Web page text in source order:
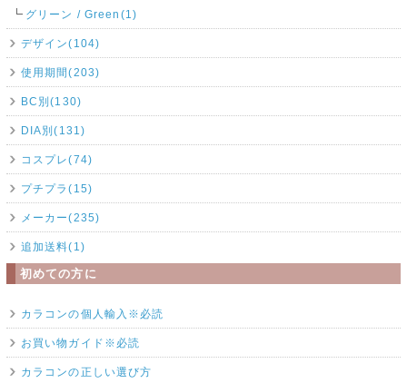
グリーン / Green(1)
デザイン(104)
使用期間(203)
BC別(130)
DIA別(131)
コスプレ(74)
プチプラ(15)
メーカー(235)
追加送料(1)
初めての方に
カラコンの個人輸入※必読
お買い物ガイド※必読
カラコンの正しい選び方